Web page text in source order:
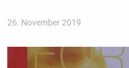
26. November 2019